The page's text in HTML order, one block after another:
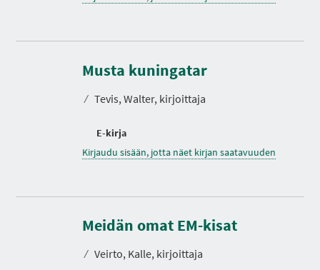
Musta kuningatar
⁄ Tevis, Walter, kirjoittaja
E-kirja
Kirjaudu sisään, jotta näet kirjan saatavuuden
Meidän omat EM-kisat
⁄ Veirto, Kalle, kirjoittaja
K
s
t